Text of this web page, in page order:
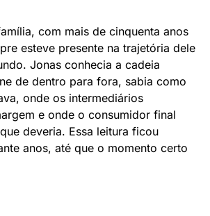
com mais de cinquenta anos
esteve presente na trajetória dele
Jonas conhecia a cadeia
de dentro para fora, sabia como
onde os intermediários
e onde o consumidor final
deveria. Essa leitura ficou
anos, até que o momento certo